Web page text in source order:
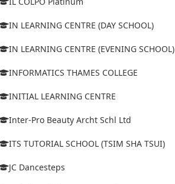
IN LEARNING CENTRE (DAY SCHOOL)
IN LEARNING CENTRE (EVENING SCHOOL)
INFORMATICS THAMES COLLEGE
INITIAL LEARNING CENTRE
Inter-Pro Beauty Archt Schl Ltd
ITS TUTORIAL SCHOOL (TSIM SHA TSUI)
JC Dancesteps